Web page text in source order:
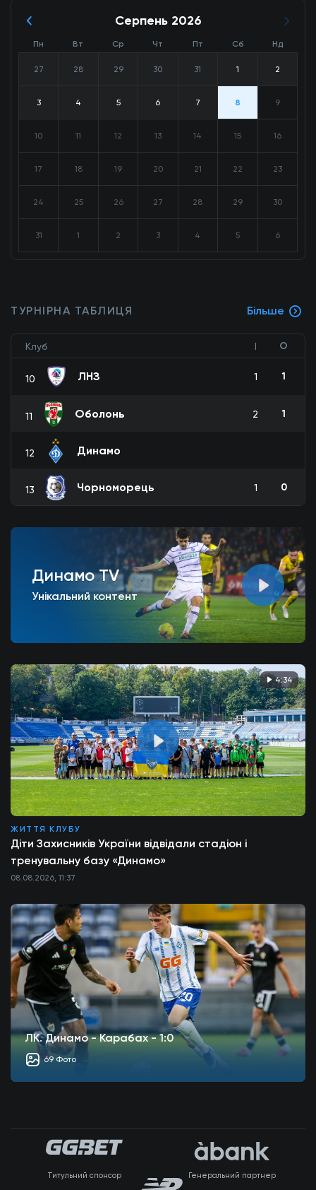
Серпень 2026
Пн Вт Ср Чт Пт Сб Нд
27 28 29 30 31 1 2
3 4 5 6 7 8 9
10 11 12 13 14 15 16
17 18 19 20 21 22 23
24 25 26 27 28 29 30
31 1 2 3 4 5 6
ТУРНІРНА ТАБЛИЦЯ Більше
Клуб І О
10 ЛНЗ 1 1
11 Оболонь 2 1
12 Динамо
13 Чорноморець 1 0
Динамо TV
Унікальний контент
4:34
ЖИТТЯ КЛУБУ
Діти Захисників України відвідали стадіон і
тренувальну базу «Динамо»
08.08.2026, 11:37
ЛК. Динамо - Карабах - 1:0
69 Фото
Титульний спонсор Генеральний партнер